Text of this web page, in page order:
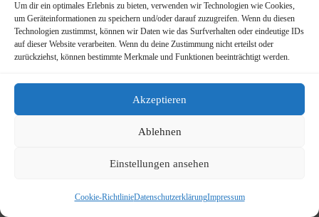
Um dir ein optimales Erlebnis zu bieten, verwenden wir Technologien wie Cookies,
um Geräteinformationen zu speichern und/oder darauf zuzugreifen. Wenn du diesen
Technologien zustimmst, können wir Daten wie das Surfverhalten oder eindeutige IDs
auf dieser Website verarbeiten. Wenn du deine Zustimmung nicht erteilst oder
zurückziehst, können bestimmte Merkmale und Funktionen beeinträchtigt werden.
Akzeptieren
Ablehnen
Einstellungen ansehen
Cookie-RichtlinieDatenschutzerklärungImpressum
Eindrücke vom Martinszug 2023 18. November 2023
„Hubertusklause“ öffnet (endlich) wieder 12. November 2023
JUgendZEntrum Haus Michael 9. November 2023
DRK Blutspende am Mittwoch, den 22.11.2023 in Vilich